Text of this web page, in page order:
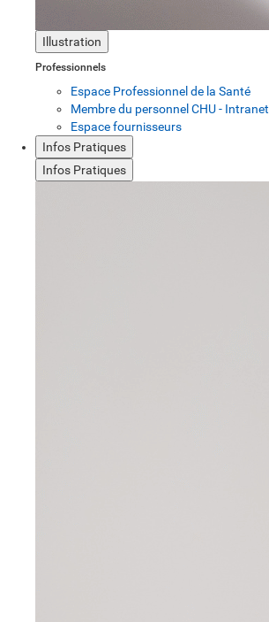
Illustration
Professionnels
Espace Professionnel de la Santé
Membre du personnel CHU - Intranet
Espace fournisseurs
Infos Pratiques
Infos Pratiques